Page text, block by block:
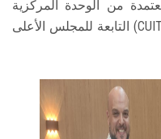
من الوحدة المركزية
للتدريب على تكنولوجيا المعلومات (CUIT) التابعة للمجلس الأعلى